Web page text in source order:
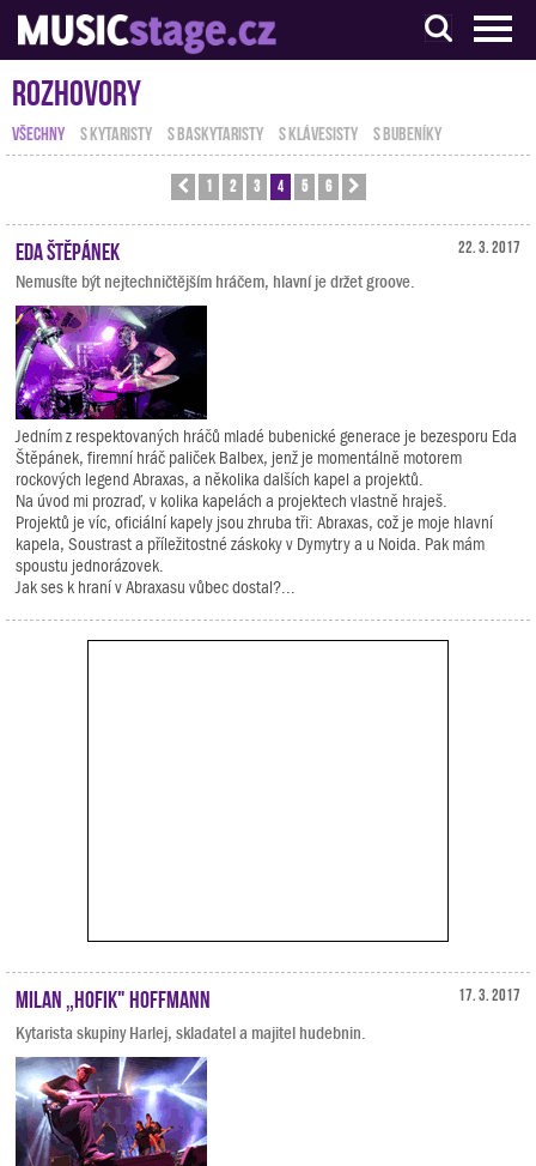
S muzikanty pro muzikanty
Rozhovory
VŠECHNY S KYTARISTY S BASKYTARISTY S KLÁVESISTY S BUBENÍKY
Předchozí
1 2 3 4 5 6
22. 3. 2017
Eda Štěpánek
Nemusíte být nejtechničtějším hráčem, hlavní je držet groove.
Jedním z respektovaných hráčů mladé bubenické generace je bezesporu Eda
Štěpánek, firemní hráč paliček Balbex, jenž je momentálně motorem
rockových legend Abraxas, a několika dalších kapel a projektů.
Na úvod mi prozraď, v kolika kapelách a projektech vlastně hraješ.
Projektů je víc, oficiální kapely jsou zhruba tři: Abraxas, což je moje hlavní
kapela, Soustrast a příležitostné záskoky v Dymytry a u Noida. Pak mám
spoustu jednorázovek.
Jak ses k hraní v Abraxasu vůbec dostal?...
17. 3. 2017
Milan „Hofik" Hoffmann
Kytarista skupiny Harlej, skladatel a majitel hudebnin.